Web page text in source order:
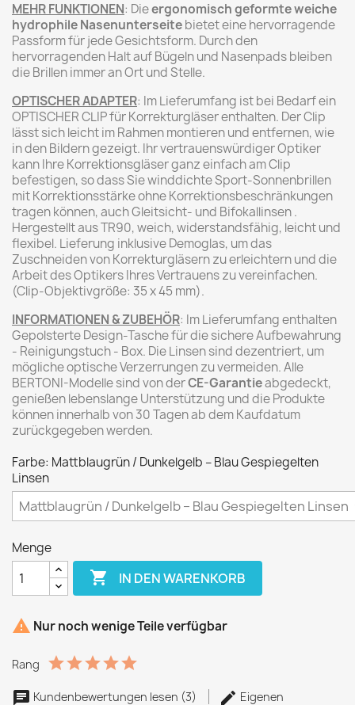
MEHR FUNKTIONEN: Dieergonomisch geformte weiche
hydrophile Nasenunterseitebietet eine hervorragende
Passform für jede Gesichtsform. Durch den
hervorragenden Halt auf Bügeln und Nasenpads bleiben
die Brillen immer an Ort und Stelle.
OPTISCHER ADAPTER: Im Lieferumfang ist bei Bedarf ein
OPTISCHER CLIP für Korrekturgläser enthalten. Der Clip
lässt sich leicht im Rahmen montieren und entfernen, wie
in den Bildern gezeigt. Ihr vertrauenswürdiger Optiker
kann Ihre Korrektionsgläser ganz einfach am Clip
befestigen, so dass Sie winddichte Sport-Sonnenbrillen
mit Korrektionsstärke ohne Korrektionsbeschränkungen
tragen können, auch Gleitsicht- und Bifokallinsen .
Hergestellt aus TR90, weich, widerstandsfähig, leicht und
flexibel. Lieferung inklusive Demoglas, um das
Zuschneiden von Korrekturgläsern zu erleichtern und die
Arbeit des Optikers Ihres Vertrauens zu vereinfachen.
(Clip-Objektivgröße: 35 x 45 mm).
INFORMATIONEN & ZUBEHÖR: Im Lieferumfang enthalten
Gepolsterte Design-Tasche für die sichere Aufbewahrung
- Reinigungstuch - Box. Die Linsen sind dezentriert, um
mögliche optische Verzerrungen zu vermeiden. Alle
BERTONI-Modelle sind von derCE-Garantieabgedeckt,
genießen lebenslange Unterstützung und die Produkte
können innerhalb von 30 Tagen ab dem Kaufdatum
zurückgegeben werden.
Farbe: Mattblaugrün / Dunkelgelb – Blau Gespiegelten
Linsen
Menge
 IN DEN WARENKORB
 Nur noch wenige Teile verfügbar
Rang
Kundenbewertungen lesen (3)
Eigenen